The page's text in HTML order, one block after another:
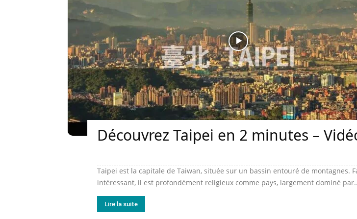
Découvrez Taipei en 2 minutes –
Taipei est la capitale de Taiwan, située sur un bassin entouré de montagnes.
intéressant, il est profondément religieux comme pays, largement dominé
Lire la suite